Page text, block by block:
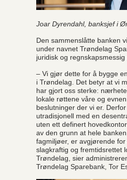
Joar Dyrendahl, banksjef i
Den sammenslåtte banken
under navnet Trøndelag
juridisk og regnskapsmessig
– Vi gjør dette for å bygge
i Trøndelag. Det betyr at vi
har gjort oss sterke:
lokale røttene våre og
beslutninger der vi er.
utradisjonell med en
uten ett definert
av den grunn at hele
fagmiljøer, er avgjørende for
slagkraftig og fremtidsrettet
Trøndelag, sier
Trøndelag Sparebank, Tor